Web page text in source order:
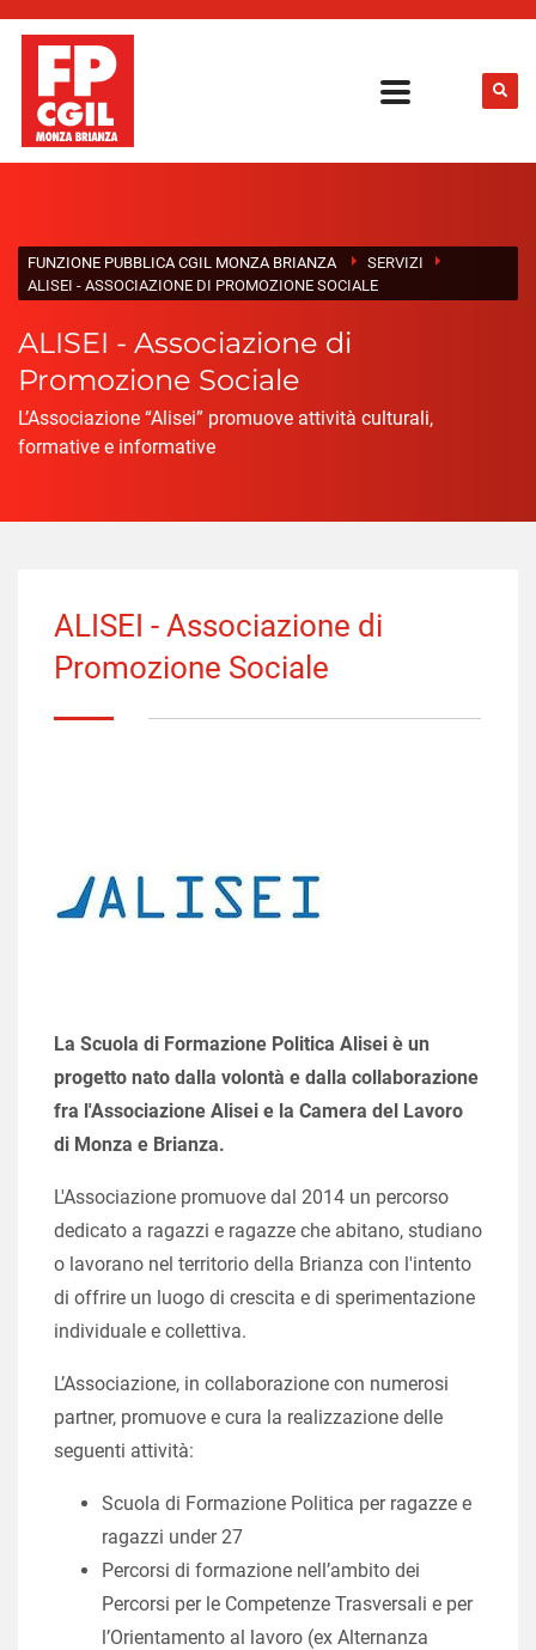
FUNZIONE PUBBLICA CGIL MONZA BRIANZA
SERVIZI
ALISEI - ASSOCIAZIONE DI PROMOZIONE SOCIALE
ALISEI - Associazione di
Promozione Sociale
L’Associazione “Alisei” promuove attività culturali,
formative e informative
ALISEI - Associazione di
Promozione Sociale
La Scuola di Formazione Politica Alisei è un
progetto nato dalla volontà e dalla collaborazione
fra l'Associazione Alisei e la Camera del Lavoro
di Monza e Brianza.
L'Associazione promuove dal 2014 un percorso
dedicato a ragazzi e ragazze che abitano, studiano
o lavorano nel territorio della Brianza con l'intento
di offrire un luogo di crescita e di sperimentazione
individuale e collettiva.
L’Associazione, in collaborazione con numerosi
partner, promuove e cura la realizzazione delle
seguenti attività:
Scuola di Formazione Politica per ragazze e
ragazzi under 27
Percorsi di formazione nell’ambito dei
Percorsi per le Competenze Trasversali e per
l’Orientamento al lavoro (ex Alternanza